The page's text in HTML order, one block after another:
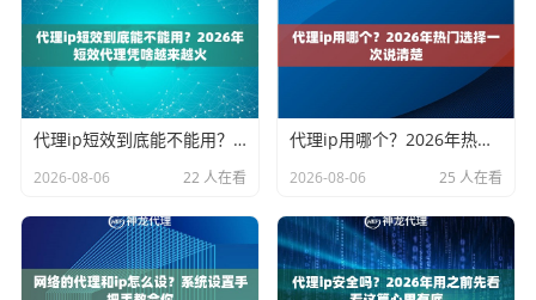
代理ip短效到底能不能用？2026年短效代理凭啥越来越火
2026-08-06 22 人在看
代理ip用哪个？2026年热门选择一次说清楚
2026-08-06 25 人在看